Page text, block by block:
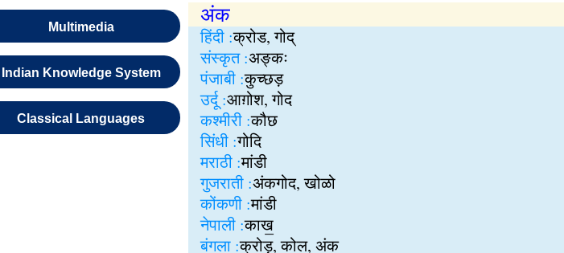
Multimedia
Indian Knowledge System
Classical Languages
अंक
हिंदी :क्रोड, गोद्
संस्कृत :अङ्कः
पंजाबी :कुच्छड़
उर्दू :आग़ोश, गोद
कश्मीरी :कौछ
सिंधी :गोदि
मराठी :मांडी
गुजराती :अंकगोद, खोळो
कोंकणी :मांडी
नेपाली :काख॒
बंगला :क्रोड़, कोल, अंक